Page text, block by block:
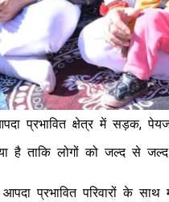
प्रभावित क्षेत्र में सड़क,
गया है ताकि लोगों को जल्द से
आपदा प्रभावित परिवारों के